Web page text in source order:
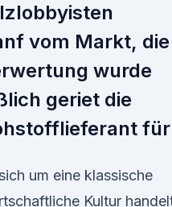
vom Markt, die
wurde
geriet die
für
um eine klassische
Kultur